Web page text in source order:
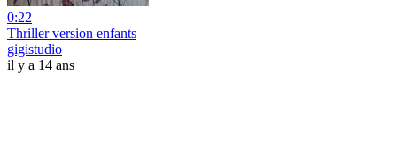
0:22
Thriller version enfants
gigistudio
il y a 14 ans